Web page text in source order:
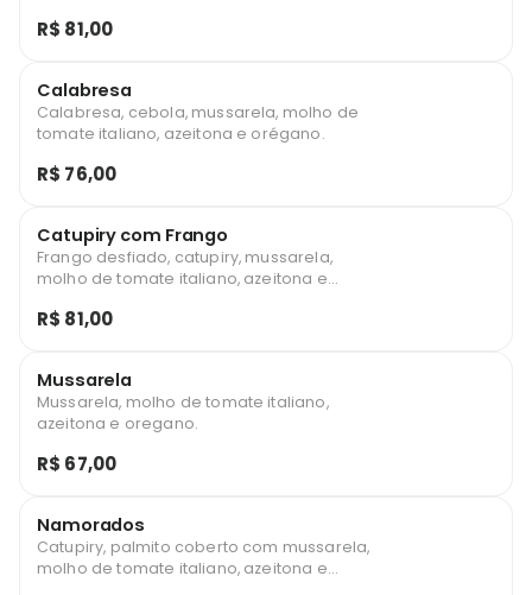
R$ 81,00
Calabresa
Calabresa, cebola, mussarela, molho de
tomate italiano, azeitona e orégano.
R$ 76,00
Catupiry com Frango
Frango desfiado, catupiry, mussarela,
molho de tomate italiano, azeitona e
R$ 81,00
Mussarela
Mussarela, molho de tomate italiano,
azeitona e oregano.
R$ 67,00
Namorados
Catupiry, palmito coberto com mussarela,
molho de tomate italiano, azeitona e